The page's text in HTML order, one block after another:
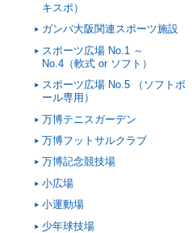
キスポ）
ガンバ大阪関連スポーツ施設
スポーツ広場 No.1 ～
No.4（軟式 or ソフト）
スポーツ広場 No.5 （ソフトボ
ール専用）
万博テニスガーデン
万博フットサルクラブ
万博記念競技場
小広場
小運動場
少年球技場